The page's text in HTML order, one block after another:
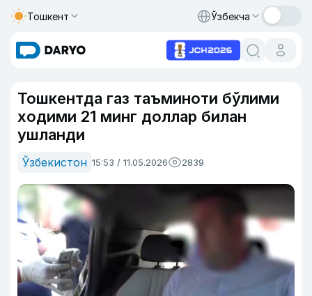
Тошкент Ўзбекча
Тошкентда газ таъминоти бўлими
ходими 21 минг доллар билан
ушланди
Ўзбекистон 15:53 / 11.05.2026 2839